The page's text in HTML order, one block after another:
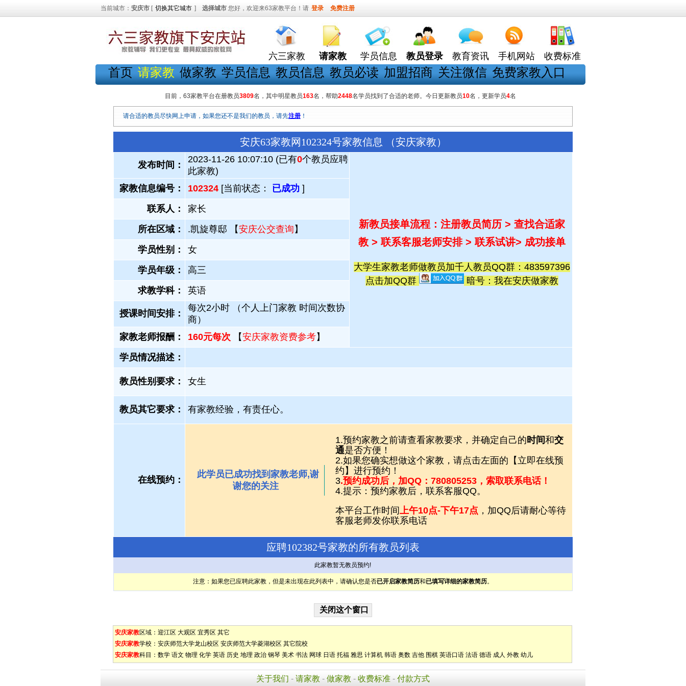
当前城市： 安庆市 [ 切换其它城市 ] 选择城市 您好，欢迎来63家教平台！请 登录 免费注册
六三家教 请家教 学员信息 教员登录 教育资讯 手机网站 收费标准
首页 请家教 做家教 学员信息 教员信息 教员必读 加盟招商 关注微信 免费家教入口
目前，63家教平台在册教员3809名，其中明星教员163名，帮助2448名学员找到了合适的老师。今日更新教员10名，更新学员4名
请合适的教员尽快网上申请，如果您还不是我们的教员，请先注册 ！
安庆63家教网102324号家教信息 （安庆家教）
发布时间：
2023-11-26 10:07:10 (已有0个教员应聘
此家教)
新教员接单流程：注册教员简历 > 查找合适家
教 > 联系客服老师安排 > 联系试讲> 成功接单
大学生家教老师做教员加千人教员QQ群：483597396
点击加QQ群
暗号：我在安庆做家教
家教信息编号： 102324 [当前状态： 已成功 ]
联系人：
家长
所在区域：
.凯旋尊邸 【安庆公交查询 】
学员性别：
女
学员年级：
高三
求教学科：
英语
授课时间安排：
每次2小时 （个人上门家教 时间次数协
商）
家教老师报酬：
160元每次 【安庆家教资费参考】
学员情况描述：
教员性别要求： 女生
教员其它要求： 有家教经验，有责任心。
在线预约：
此学员已成功找到家教老师,谢
谢您的关注
1.预约家教之前请查看家教要求，并确定自己的时间和交
通是否方便！
2.如果您确实想做这个家教，请点击左面的【立即在线预
约】进行预约！
3.预约成功后，加QQ：780805253，索取联系电话！
4.提示：预约家教后，联系客服QQ。
本平台工作时间上午10点-下午17点 ，加QQ后请耐心等待
客服老师发你联系电话
应聘102382号家教的所有教员列表
此家教暂无教员预约!
注意：如果您已应聘此家教，但是未出现在此列表中，请确认您是否已开启家教简历和已填写详细的家教简历。
安庆家教区域： 迎江区 大观区 宜秀区 其它
安庆家教学校： 安庆师范大学龙山校区 安庆师范大学菱湖校区 其它院校
安庆家教科目： 数学 语文 物理 化学 英语 历史 地理 政治 钢琴 美术 书法 网球 日语 托福 雅思 计算机 韩语 奥数 吉他 围棋 英语口语 法语 德语 成人 外教 幼儿
关于我们 - 请家教 - 做家教 - 收费标准 - 付款方式